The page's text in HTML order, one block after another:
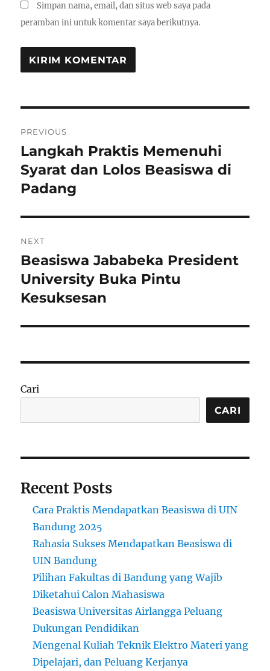
Simpan nama, email, dan situs web saya pada
peramban ini untuk komentar saya berikutnya.
pos
PREVIOUS
Previous
post:
Langkah Praktis Memenuhi
Syarat dan Lolos Beasiswa di
Padang
NEXT
Next
post:
Beasiswa Jababeka President
University Buka Pintu
Kesuksesan
Cari
CARI
Recent Posts
Cara Praktis Mendapatkan Beasiswa di UIN
Bandung 2025
Rahasia Sukses Mendapatkan Beasiswa di
UIN Bandung
Pilihan Fakultas di Bandung yang Wajib
Diketahui Calon Mahasiswa
Beasiswa Universitas Airlangga Peluang
Dukungan Pendidikan
Mengenal Kuliah Teknik Elektro Materi yang
Dipelajari, dan Peluang Kerjanya